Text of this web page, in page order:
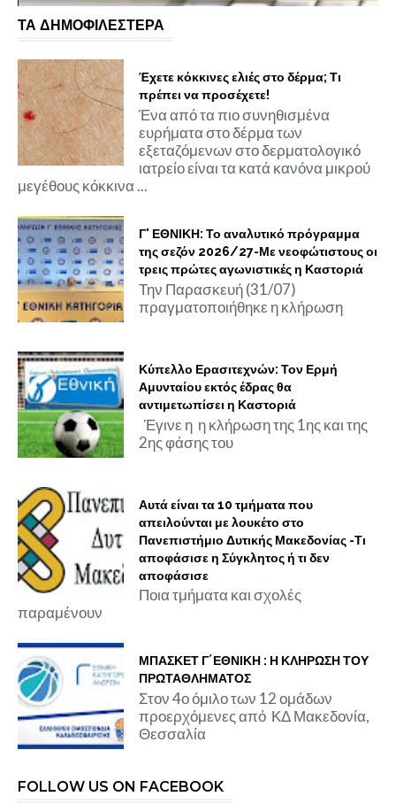
ΤΑ ΔΗΜΟΦΙΛΕΣΤΕΡΑ
Έχετε κόκκινες ελιές στο δέρμα; Τι
πρέπει να προσέχετε!
Ένα από τα πιο συνηθισμένα
ευρήματα στο δέρμα των
εξεταζόμενων στο δερματολογικό
ιατρείο είναι τα κατά κανόνα μικρού
μεγέθους κόκκινα ...
Γ' ΕΘΝΙΚΗ: Το αναλυτικό πρόγραμμα
της σεζόν 2026/27-Με νεοφώτιστους οι
τρεις πρώτες αγωνιστικές η Καστοριά
Την Παρασκευή (31/07)
πραγματοποιήθηκε η κλήρωση
Κύπελλο Ερασιτεχνών: Τον Ερμή
Αμυνταίου εκτός έδρας θα
αντιμετωπίσει η Καστοριά
Έγινε η η κλήρωση της 1ης και της
2ης φάσης του
Αυτά είναι τα 10 τμήματα που
απειλούνται με λουκέτο στο
Πανεπιστήμιο Δυτικής Μακεδονίας -Τι
αποφάσισε η Σύγκλητος ή τι δεν
αποφάσισε
Ποια τμήματα και σχολές
παραμένουν
ΜΠΑΣΚΕΤ Γ΄ΕΘΝΙΚΗ : Η ΚΛΗΡΩΣΗ ΤΟΥ
ΠΡΩΤΑΘΛΗΜΑΤΟΣ
Στον 4ο όμιλο των 12 ομάδων
προερχόμενες από ΚΔ Μακεδονία,
Θεσσαλία
FOLLOW US ON FACEBOOK